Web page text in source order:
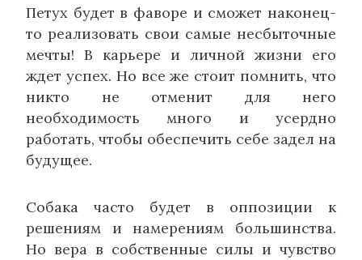
Петух будет в фаворе и сможет наконец-
то реализовать свои самые несбыточные
мечты! В карьере и личной жизни его
ждет успех. Но все же стоит помнить, что
никто не отменит для него
необходимость много и усердно
работать, чтобы обеспечить себе задел на
будущее.
Собака часто будет в оппозиции к
решениям и намерениям большинства.
Но вера в собственные силы и чувство